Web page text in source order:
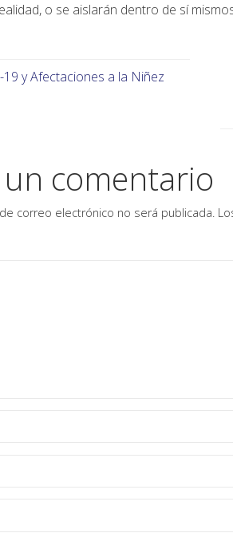
o se aislarán dentro de sí
19 y Afectaciones a la Niñez
un comentario
correo electrónico no será publicada.